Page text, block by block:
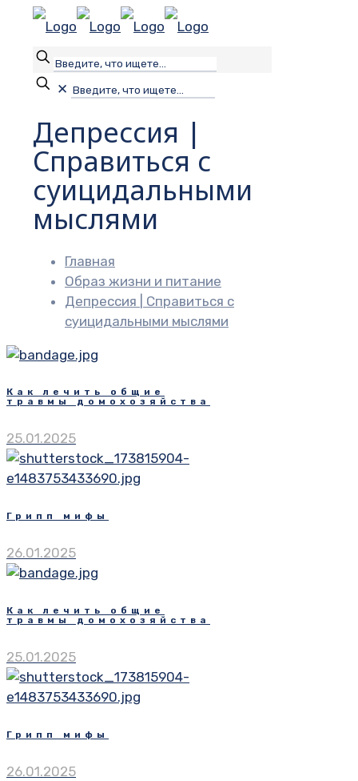
✕
Депрессия |
Справиться с
суицидальными
мыслями
Главная
Образ жизни и питание
Депрессия | Справиться с
суицидальными мыслями
Как лечить общие
травмы домохозяйства
25.01.2025
Грипп мифы
26.01.2025
Как лечить общие
травмы домохозяйства
25.01.2025
Грипп мифы
26.01.2025